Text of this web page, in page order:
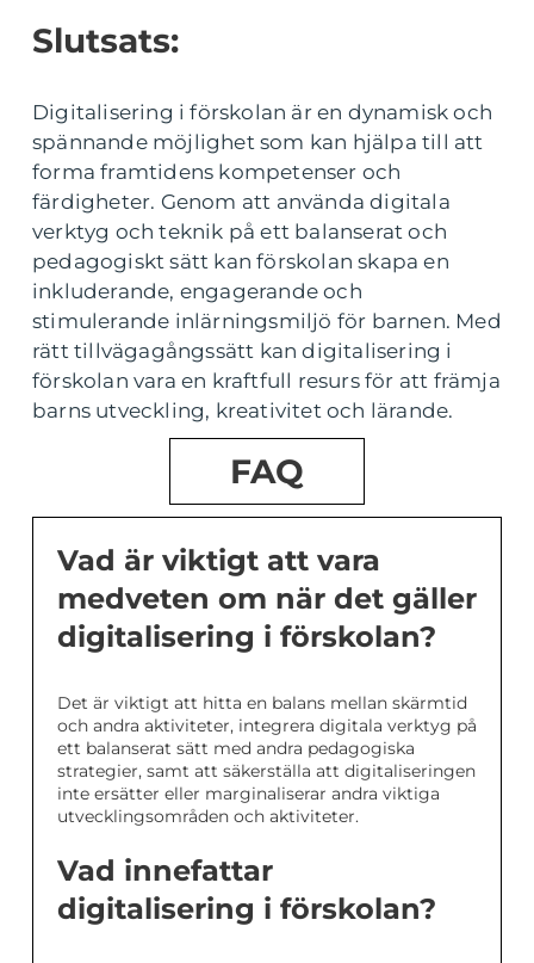
Slutsats:
Digitalisering i förskolan är en dynamisk och
spännande möjlighet som kan hjälpa till att
forma framtidens kompetenser och
färdigheter. Genom att använda digitala
verktyg och teknik på ett balanserat och
pedagogiskt sätt kan förskolan skapa en
inkluderande, engagerande och
stimulerande inlärningsmiljö för barnen. Med
rätt tillvägagångssätt kan digitalisering i
förskolan vara en kraftfull resurs för att främja
barns utveckling, kreativitet och lärande.
FAQ
Vad är viktigt att vara
medveten om när det gäller
digitalisering i förskolan?
Det är viktigt att hitta en balans mellan skärmtid
och andra aktiviteter, integrera digitala verktyg på
ett balanserat sätt med andra pedagogiska
strategier, samt att säkerställa att digitaliseringen
inte ersätter eller marginaliserar andra viktiga
utvecklingsområden och aktiviteter.
Vad innefattar
digitalisering i förskolan?